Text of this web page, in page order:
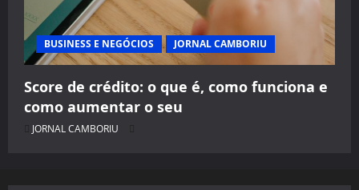
BUSINESS E NEGÓCIOS JORNAL CAMBORIU
Score de crédito: o que é, como funciona e
como aumentar o seu
JORNAL CAMBORIU